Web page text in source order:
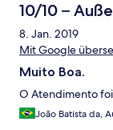
10/10 –
8. Jan. 2019
Mit Google
Muito Boa.
O Atendimento
João Batista da,